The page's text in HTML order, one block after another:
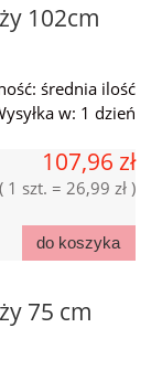
102cm
średnia ilość
w: 1 dzień
107,96 zł
( 1 szt. = 26,99 zł )
do koszyka
75 cm